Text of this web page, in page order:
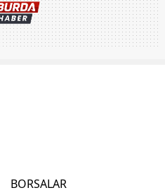
BORSALAR